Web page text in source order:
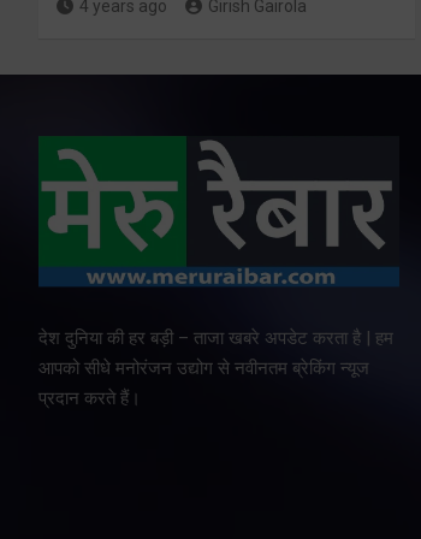
4 years ago Girish Gairola
देश दुनिया की हर बड़ी – ताजा खबरे अपडेट करता है | हम
आपको सीधे मनोरंजन उद्योग से नवीनतम ब्रेकिंग न्यूज
प्रदान करते हैं।